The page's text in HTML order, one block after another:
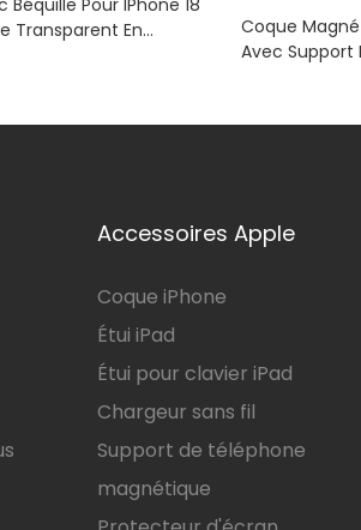
Transparent En
Coque
Avec Support
Accessoires Apple
Coque iPhone
Étui iPad
Étui pour clavier iPad
Chargeur sans fil
Support de téléphone
magnétique